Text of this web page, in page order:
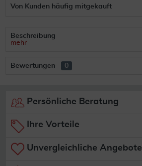
Von Kunden häufig mitgekauft
Beschreibung
mehr
Bewertungen 0
Persönliche Beratung
Ihre Vorteile
Unvergleichliche Angebote